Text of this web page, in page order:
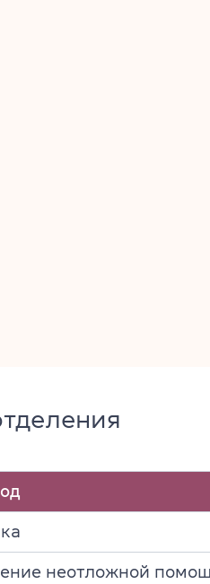
неотложной